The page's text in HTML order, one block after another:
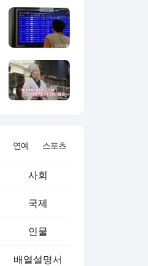
연예 스포츠
사회
국제
인물
배열설명서